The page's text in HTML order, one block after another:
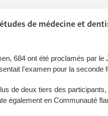
de médecine et
684 ont été proclamés par le
l'examen pour la seconde
de deux tiers des
également en Communauté